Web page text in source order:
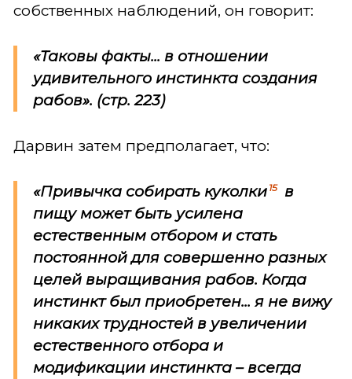
собственных наблюдений, он говорит:
«Таковы факты... в отношении
удивительного инстинкта создания
рабов». (стр. 223)
Дарвин затем предполагает, что:
«Привычка собирать куколки 15
в
пищу может быть усилена
естественным отбором и стать
постоянной для совершенно разных
целей выращивания рабов. Когда
инстинкт был приобретен... я не вижу
никаких трудностей в увеличении
естественного отбора и
модификации инстинкта – всегда